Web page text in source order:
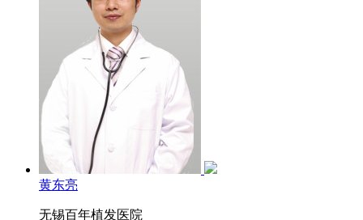
黄东亮
无锡百年植发医院